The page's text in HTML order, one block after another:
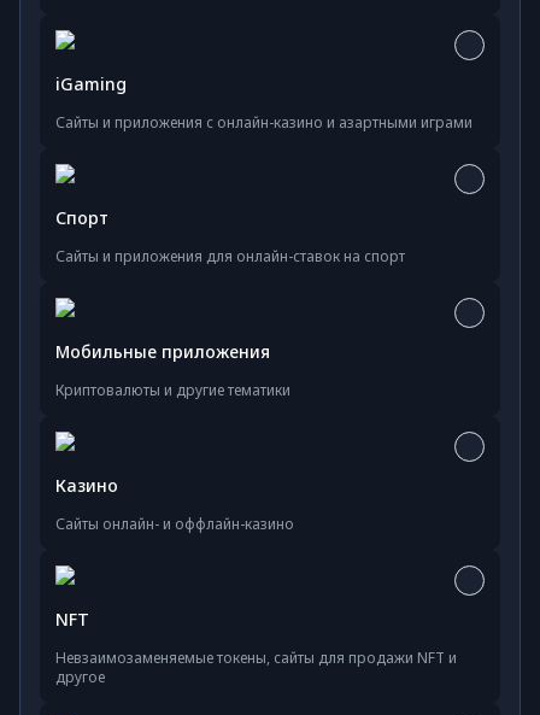
iGaming
Сайты и приложения с онлайн-казино и азартными играми
Спорт
Сайты и приложения для онлайн-ставок на спорт
Мобильные приложения
Криптовалюты и другие тематики
Казино
Сайты онлайн- и оффлайн-казино
NFT
Невзаимозаменяемые токены, сайты для продажи NFT и
другое